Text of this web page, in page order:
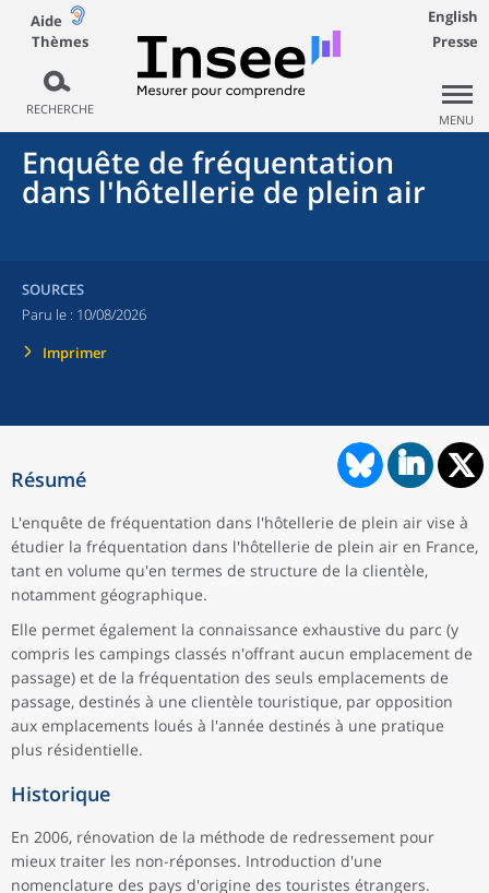
Aide
Thèmes
RECHERCHE
English
Presse
MENU
Enquête de fréquentation
dans l'hôtellerie de plein air
SOURCES
Paru le : 10/08/2026
Imprimer
Résumé
L'enquête de fréquentation dans l'hôtellerie de plein air vise à
étudier la fréquentation dans l'hôtellerie de plein air en France,
tant en volume qu'en termes de structure de la clientèle,
notamment géographique.
Elle permet également la connaissance exhaustive du parc (y
compris les campings classés n'offrant aucun emplacement de
passage) et de la fréquentation des seuls emplacements de
passage, destinés à une clientèle touristique, par opposition
aux emplacements loués à l'année destinés à une pratique
plus résidentielle.
Historique
En 2006, rénovation de la méthode de redressement pour
mieux traiter les non-réponses. Introduction d'une
nomenclature des pays d'origine des touristes étrangers.